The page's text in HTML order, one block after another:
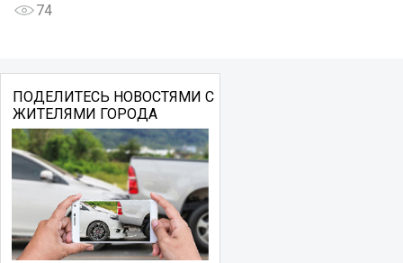
74
ПОДЕЛИТЕСЬ НОВОСТЯМИ С
ЖИТЕЛЯМИ ГОРОДА